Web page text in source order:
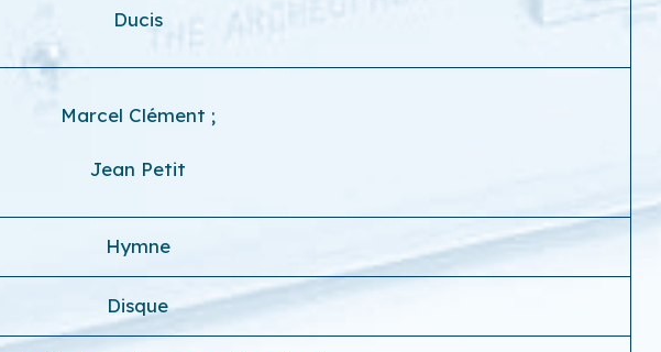
Ducis
Marcel Clément ;
Jean Petit
Hymne
Disque